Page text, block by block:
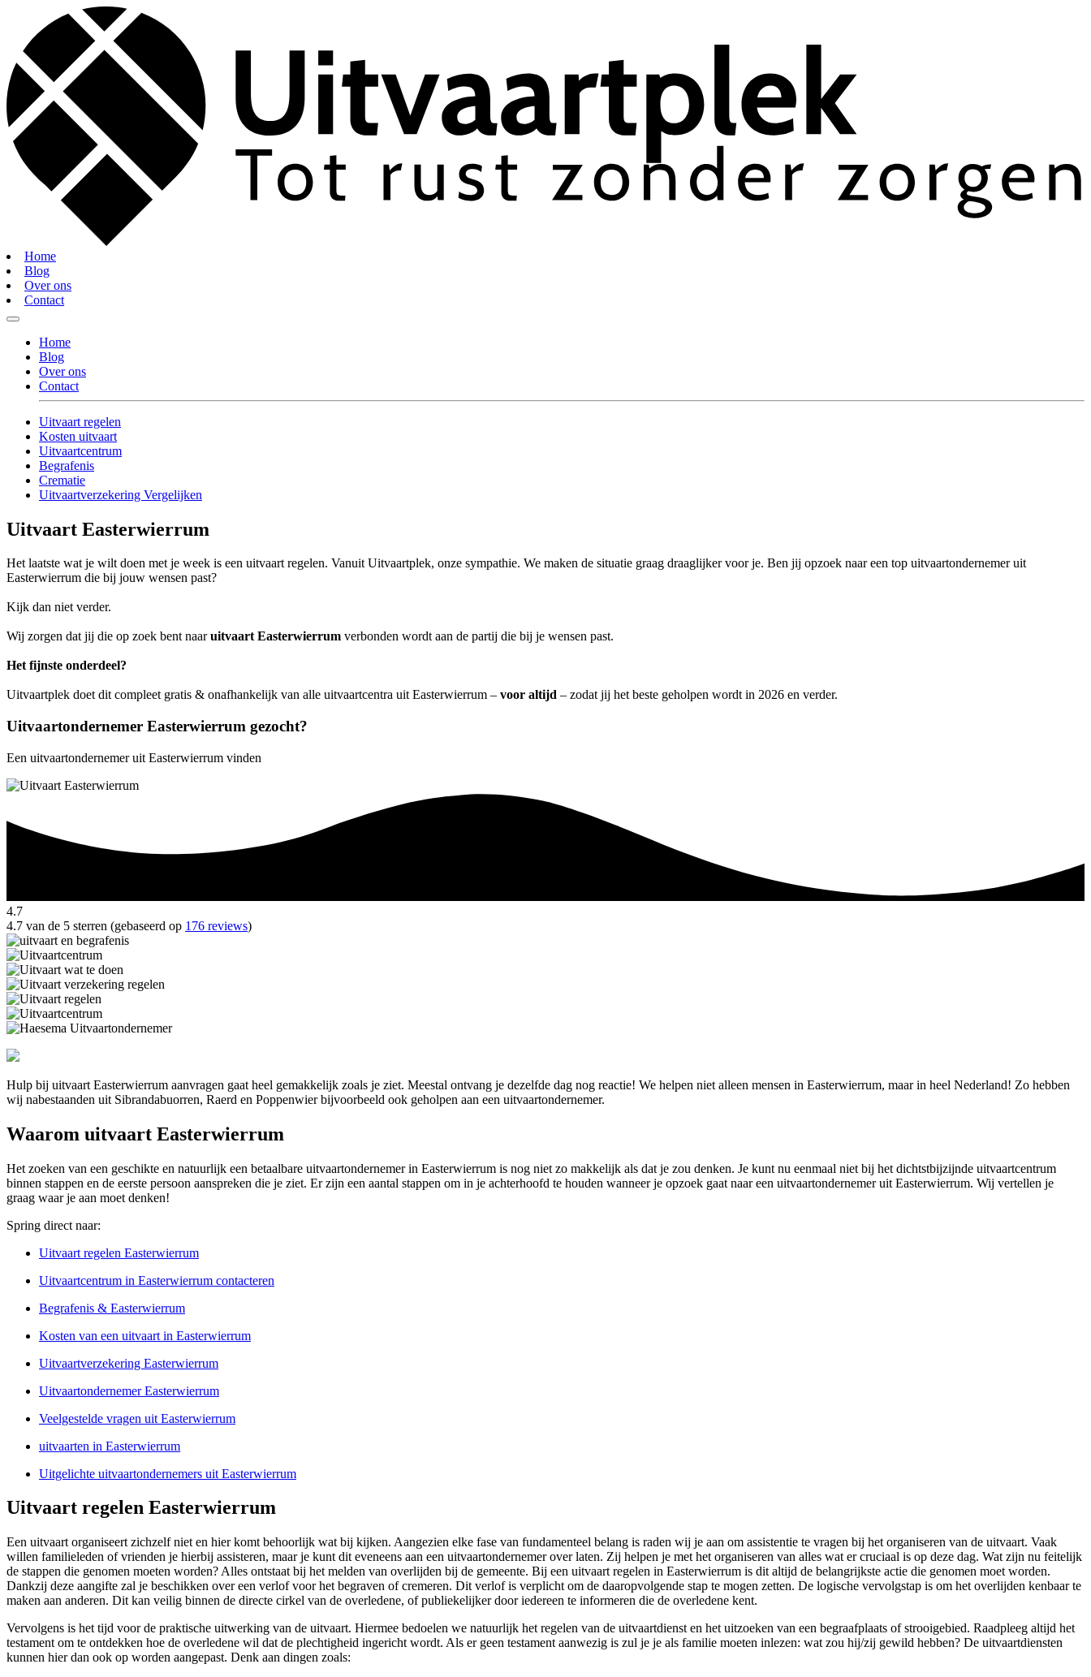
Home
Blog
Over ons
Contact
Home
Blog
Over ons
Contact
Uitvaart regelen
Kosten uitvaart
Uitvaartcentrum
Begrafenis
Crematie
Uitvaartverzekering Vergelijken
Uitvaart Easterwierrum
Het laatste wat je wilt doen met je week is een uitvaart regelen. Vanuit Uitvaartplek, onze sympathie. We maken de situatie graag draaglijker voor je. Ben jij opzoek naar een top uitvaartondernemer uit
Easterwierrum die bij jouw wensen past?
Kijk dan niet verder.
Wij zorgen dat jij die op zoek bent naaruitvaart Easterwierrum verbonden wordt aan de partij die bij je wensen past.
Het fijnste onderdeel?
Uitvaartplek doet dit compleet gratis & onafhankelijk van alle uitvaartcentra uit Easterwierrum – voor altijd – zodat jij het beste geholpen wordt in 2026 en verder.
Uitvaartondernemer Easterwierrum gezocht?
Een uitvaartondernemer uit Easterwierrum vinden
4.7
4.7 van de 5 sterren (gebaseerd op 176 reviews)
Hulp bij uitvaart Easterwierrum aanvragen gaat heel gemakkelijk zoals je ziet. Meestal ontvang je dezelfde dag nog reactie! We helpen niet alleen mensen in Easterwierrum, maar in heel Nederland! Zo hebben
wij nabestaanden uit Sibrandabuorren, Raerd en Poppenwier bijvoorbeeld ook geholpen aan een uitvaartondernemer.
Waarom uitvaart Easterwierrum
Het zoeken van een geschikte en natuurlijk een betaalbare uitvaartondernemer in Easterwierrum is nog niet zo makkelijk als dat je zou denken. Je kunt nu eenmaal niet bij het dichtstbijzijnde uitvaartcentrum
binnen stappen en de eerste persoon aanspreken die je ziet. Er zijn een aantal stappen om in je achterhoofd te houden wanneer je opzoek gaat naar een uitvaartondernemer uit Easterwierrum. Wij vertellen je
graag waar je aan moet denken!
Spring direct naar:
Uitvaart regelen Easterwierrum
Uitvaartcentrum in Easterwierrum contacteren
Begrafenis & Easterwierrum
Kosten van een uitvaart in Easterwierrum
Uitvaartverzekering Easterwierrum
Uitvaartondernemer Easterwierrum
Veelgestelde vragen uit Easterwierrum
uitvaarten in Easterwierrum
Uitgelichte uitvaartondernemers uit Easterwierrum
Uitvaart regelen Easterwierrum
Een uitvaart organiseert zichzelf niet en hier komt behoorlijk wat bij kijken. Aangezien elke fase van fundamenteel belang is raden wij je aan om assistentie te vragen bij het organiseren van de uitvaart. Vaak
willen familieleden of vrienden je hierbij assisteren, maar je kunt dit eveneens aan een uitvaartondernemer over laten. Zij helpen je met het organiseren van alles wat er cruciaal is op deze dag. Wat zijn nu feitelijk
de stappen die genomen moeten worden? Alles ontstaat bij het melden van overlijden bij de gemeente. Bij een uitvaart regelen in Easterwierrum is dit altijd de belangrijkste actie die genomen moet worden.
Dankzij deze aangifte zal je beschikken over een verlof voor het begraven of cremeren. Dit verlof is verplicht om de daaropvolgende stap te mogen zetten. De logische vervolgstap is om het overlijden kenbaar te
maken aan anderen. Dit kan veilig binnen de directe cirkel van de overledene, of publiekelijker door iedereen te informeren die de overledene kent.
Vervolgens is het tijd voor de praktische uitwerking van de uitvaart. Hiermee bedoelen we natuurlijk het regelen van de uitvaartdienst en het uitzoeken van een begraafplaats of strooigebied. Raadpleeg altijd het
testament om te ontdekken hoe de overledene wil dat de plechtigheid ingericht wordt. Als er geen testament aanwezig is zul je je als familie moeten inlezen: wat zou hij/zij gewild hebben? De uitvaartdiensten
kunnen hier dan ook op worden aangepast. Denk aan dingen zoals: